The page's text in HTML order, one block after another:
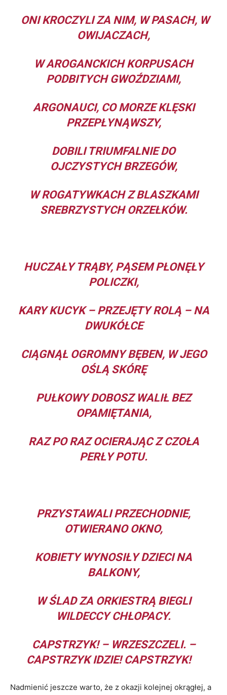
ONI KROCZYLI ZA NIM, W PASACH, W
OWIJACZACH,
W AROGANCKICH KORPUSACH
PODBITYCH GWOŹDZIAMI,
ARGONAUCI, CO MORZE KLĘSKI
PRZEPŁYNĄWSZY,
DOBILI TRIUMFALNIE DO
OJCZYSTYCH BRZEGÓW,
W ROGATYWKACH Z BLASZKAMI
SREBRZYSTYCH ORZEŁKÓW.
HUCZAŁY TRĄBY, PĄSEM PŁONĘŁY
POLICZKI,
KARY KUCYK – PRZEJĘTY ROLĄ – NA
DWUKÓŁCE
CIĄGNĄŁ OGROMNY BĘBEN, W JEGO
OŚLĄ SKÓRĘ
PUŁKOWY DOBOSZ WALIŁ BEZ
OPAMIĘTANIA,
RAZ PO RAZ OCIERAJĄC Z CZOŁA
PERŁY POTU.
PRZYSTAWALI PRZECHODNIE,
OTWIERANO OKNO,
KOBIETY WYNOSIŁY DZIECI NA
BALKONY,
W ŚLAD ZA ORKIESTRĄ BIEGLI
WILDECCY CHŁOPACY.
CAPSTRZYK! – WRZESZCZELI. –
CAPSTRZYK IDZIE! CAPSTRZYK!
Nadmienić jeszcze warto, że z okazji kolejnej okrągłej, a